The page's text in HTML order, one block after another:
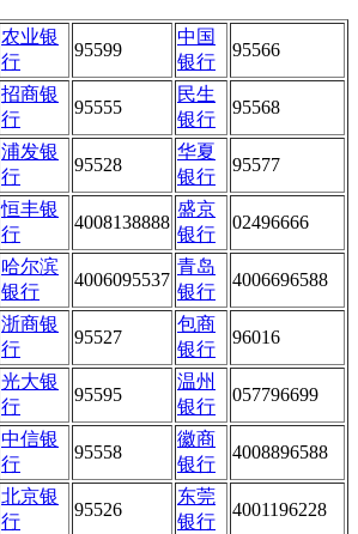
农业银
行
95599
中国
银行
95566
招商银
行
95555
民生
银行
95568
浦发银
行
95528
华夏
银行
95577
恒丰银
行
4008138888
盛京
银行
02496666
哈尔滨
银行
4006095537
青岛
银行
4006696588
浙商银
行
95527
包商
银行
96016
光大银
行
95595
温州
银行
057796699
中信银
行
95558
徽商
银行
4008896588
北京银
行
95526
东莞
银行
4001196228